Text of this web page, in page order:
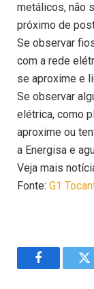
metálicos, não
próximo de
Se observar
com a rede
se aproxime e
Se observar
elétrica, como
aproxime ou
a Energisa e
Veja mais
Fonte: G1
Facebook